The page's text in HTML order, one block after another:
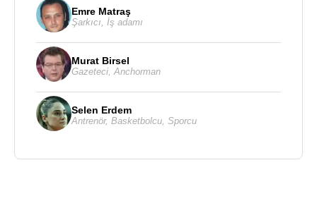
Emre Matraş
Şarkıcı İş adamı
Murat Birsel
Gazeteci Anchorman
Selen Erdem
Antrenör, Basketbolcu Sporcu